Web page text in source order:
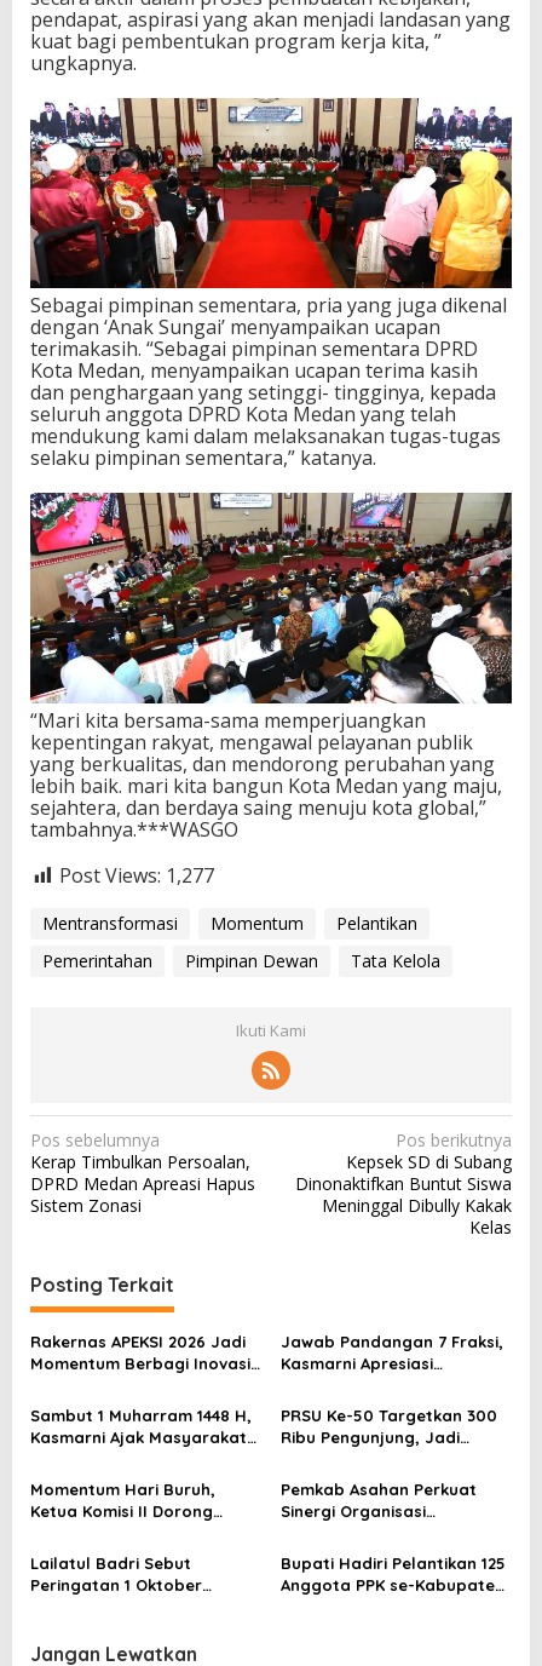
pendapat, aspirasi yang akan menjadi landasan yang
kuat bagi pembentukan program kerja kita, ”
ungkapnya.
Sebagai pimpinan sementara, pria yang juga dikenal
dengan ‘Anak Sungai’ menyampaikan ucapan
terimakasih. “Sebagai pimpinan sementara DPRD
Kota Medan, menyampaikan ucapan terima kasih
dan penghargaan yang setinggi- tingginya, kepada
seluruh anggota DPRD Kota Medan yang telah
mendukung kami dalam melaksanakan tugas-tugas
selaku pimpinan sementara,” katanya.
“Mari kita bersama-sama memperjuangkan
kepentingan rakyat, mengawal pelayanan publik
yang berkualitas, dan mendorong perubahan yang
lebih baik. mari kita bangun Kota Medan yang maju,
sejahtera, dan berdaya saing menuju kota global,”
tambahnya.***WASGO
Post Views: 1,277
Mentransformasi Momentum
Pelantikan
Pemerintahan
Pimpinan Dewan Tata Kelola
Ikuti Kami
N
a
v
g
a
s
i
p
o
s
Pos sebelumnya
Kerap Timbulkan Persoalan,
DPRD Medan Apreasi Hapus
Sistem Zonasi
Pos berikutnya
Kepsek SD di Subang
Dinonaktifkan Buntut Siswa
Meninggal Dibully Kakak
Kelas
Posting Terkait
Rakernas APEKSI 2026 Jadi
Momentum Berbagi Inovasi,
QRESTO di Bapenda Kota
Medan
Jawab Pandangan 7 Fraksi,
Kasmarni Apresiasi
Legislatif sebagai Dasar
Perbaikan Tata Kelola
Pemerintahan
Sambut 1 Muharram 1448 H,
Kasmarni Ajak Masyarakat
Momentum Muhasabah Diri
PRSU Ke-50 Targetkan 300
Ribu Pengunjung, Jadi
Ekonomi Kreatif dan
Pariwisata Sumut
Momentum Hari Buruh,
Ketua Komisi II Dorong
Hak-hak Pekerja
Pemkab Asahan Perkuat
Sinergi Organisasi
Pelantikan DPD Wanita
Pujakesuma 2026–2030
Lailatul Badri Sebut
Peringatan 1 Oktober
Emas
Bupati Hadiri Pelantikan 125
Anggota PPK se-Kabupaten
Jangan Lewatkan